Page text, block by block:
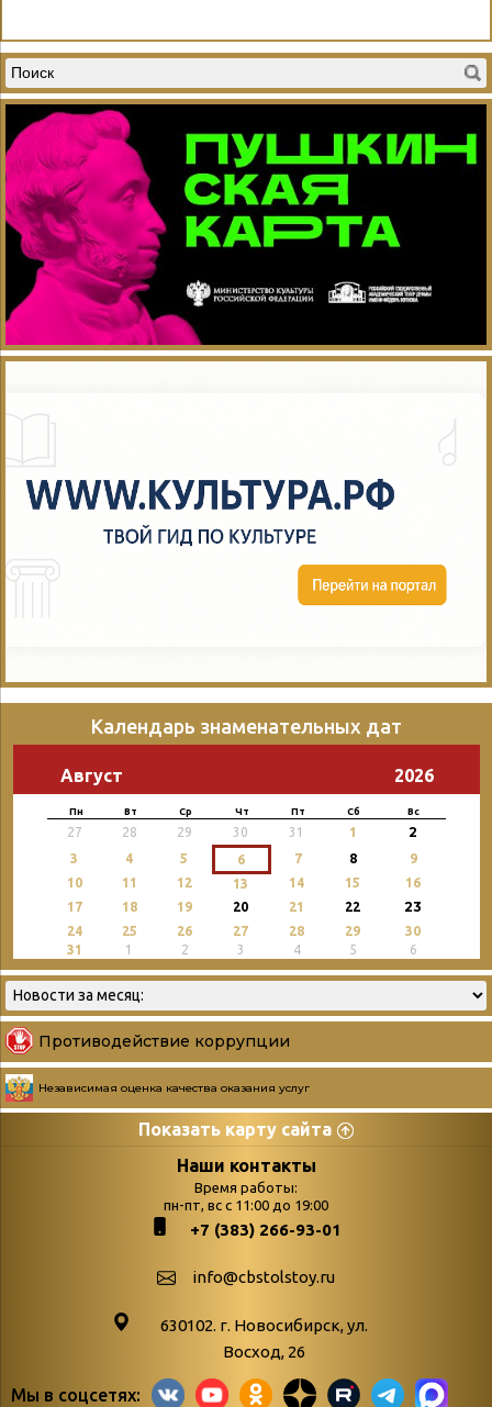
Календарь знаменательных дат
Август 2026
Пн Вт Ср Чт Пт Сб Вс
27 28 29 30 31 1 2
3 4 5 6 7 8
9
10
11 12 13 14 15
16
17
18 19 20 21 22 23
24 25 26 27 28 29
30
31
1 2 3 4 5 6
Противодействие коррупции
Независимая оценка качества оказания услуг
Показать карту сайта
Страницы
podvedenie-itogov-festivalya-
paskhalnaya-palitra
поступлений
Война. Народ.
Наши контакты
Время работы:
пн-пт, вс с 11:00 до 19:00
+7 (383) 266-93-01
info@cbstolstoy.ru
630102. г. Новосибирск, ул.
Восход, 26
Мы в соцсетях: